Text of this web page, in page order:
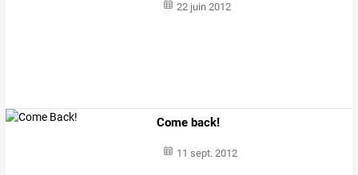
22 juin 2012
Come back!
11 sept. 2012